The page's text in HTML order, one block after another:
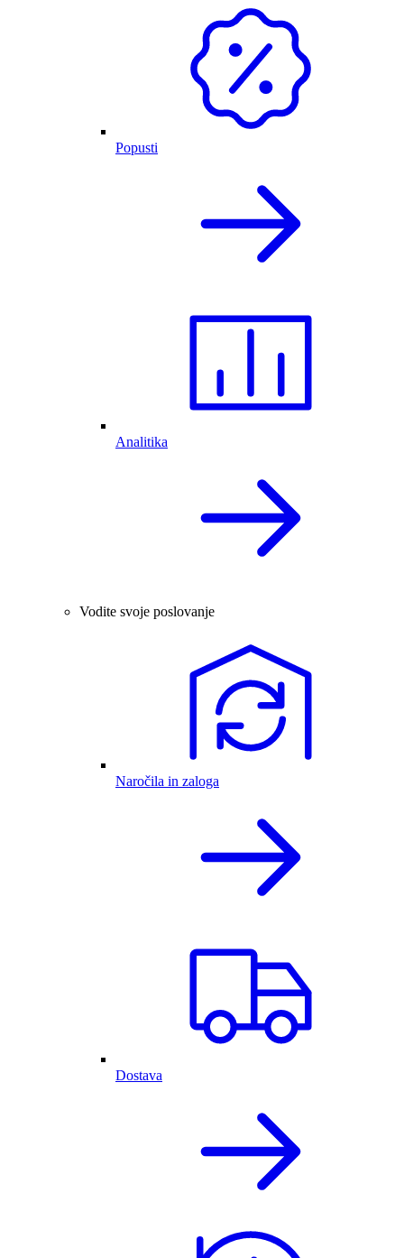
Popusti
Analitika
Vodite svoje poslovanje
Naročila in zaloga
Dostava